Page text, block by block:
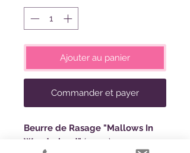
Ajouter au panier
Commander et payer
Beurre de Rasage "Mallows In
Wonderland" (100gr)